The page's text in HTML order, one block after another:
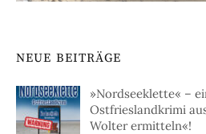
NEUE BEITRÄGE
»Nordseeklette« –
Ostfrieslandkrimi
Wolter ermitteln«!